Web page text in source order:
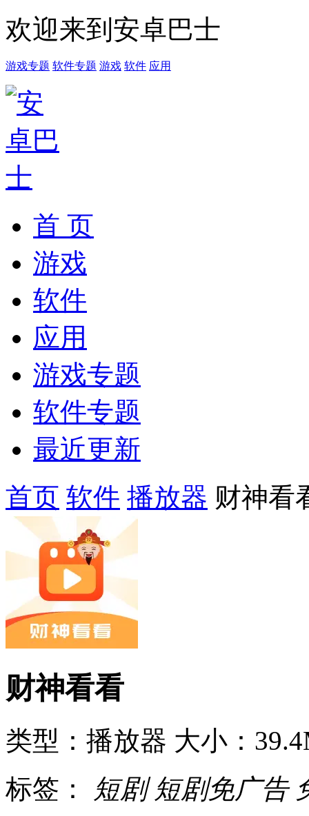
欢迎来到安卓巴士
游戏专题 软件专题 游戏 软件 应用
首 页
游戏
软件
应用
游戏专题
软件专题
最近更新
首页 软件 播放器 财神看
财神看看
类型：播放器 大小：
标签：
短剧 短剧免广告